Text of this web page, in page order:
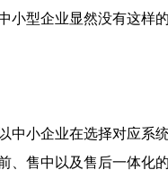
型企业显然没有这样
小企业在选择对应系
售中以及售后一体化